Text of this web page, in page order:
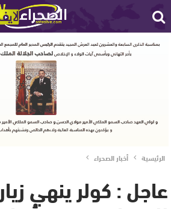
الرئيسية أخبار الصحراء
عاجل : كولر ينهي